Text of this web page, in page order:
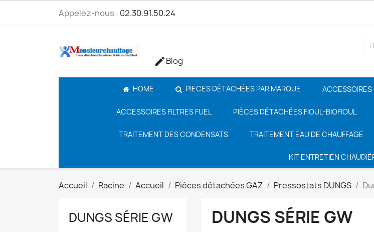
Appelez-nous : 02.30.91.50.24
Blog
HOME PIECES DÉTACHÉES PAR MARQUE ACCESSOIRES
ACCESSOIRES FILTRES FUEL PIÈCES DÉTACHÉES FIOUL-BIOFIOUL
TRAITEMENT DES CONDENSATS TRAITEMENT EAU DE CHAUFFAGE
KIT ENTRETIEN
Accueil Racine Accueil Pièces détachées GAZ Pressostats DUNGS
DUNGS SÉRIE GW DUNGS SÉRIE GW